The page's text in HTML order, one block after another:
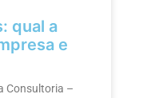
qual a
e
Consultoria –